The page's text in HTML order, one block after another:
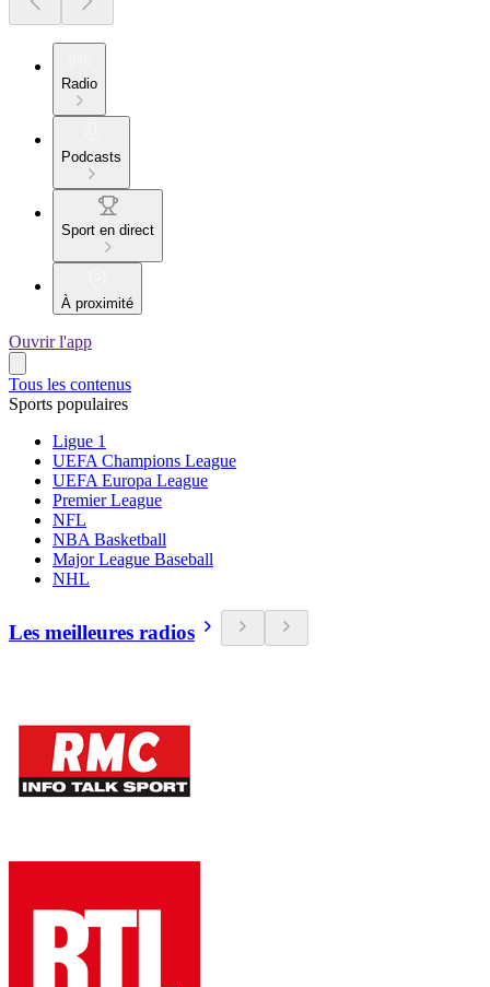
Radio
Podcasts
Sport en direct
À proximité
Ouvrir l'app
Tous les contenus
Sports populaires
Ligue 1
UEFA Champions League
UEFA Europa League
Premier League
NFL
NBA Basketball
Major League Baseball
NHL
Les meilleures radios